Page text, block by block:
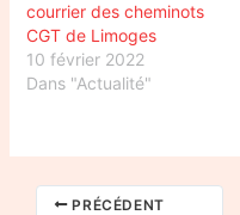
courrier des cheminots
CGT de Limoges
10 février 2022
Dans "Actualité"
PRÉCÉDENT